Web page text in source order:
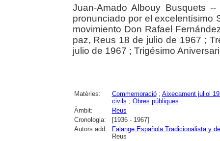
Juan-Amado Albouy Busquets
pronunciado por el excelentísimo
movimiento Don Rafael
paz, Reus 18 de julio de 1967 ;
julio de 1967 ; Trigésimo
Matèries: Commemoració; Aixecament juliol
civils ; Obres públiques
Àmbit:
Reus
Cronologia:
[1936 - 1967]
Autors add.: Falange Española Tradicionalista y
Reus